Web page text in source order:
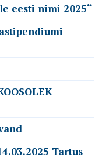
eesti nimi 2025“
Tartus